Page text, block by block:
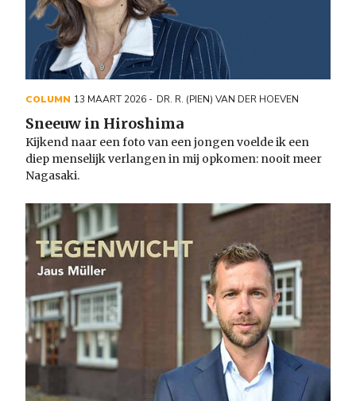
COLUMN 13 MAART 2026 DR. R. (PIEN) VAN DER HOEVEN
Sneeuw in Hiroshima
Kijkend naar een foto van een jongen voelde ik een
diep menselijk verlangen in mij opkomen: nooit meer
Nagasaki.